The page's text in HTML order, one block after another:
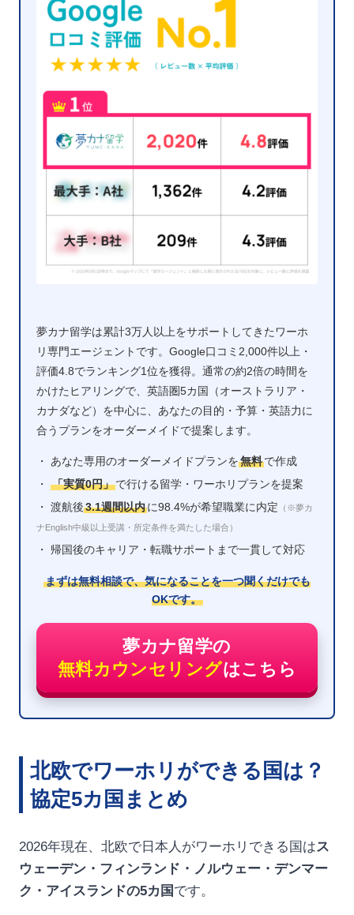
夢カナ留学は累計3万人以上をサポートしてきたワーホ
リ専門エージェントです。Google口コミ2,000件以上・
評価4.8でランキング1位を獲得。通常の約2倍の時間を
かけたヒアリングで、英語圏5カ国（オーストラリア・
カナダなど）を中心に、あなたの目的・予算・英語力に
合うプランをオーダーメイドで提案します。
・ あなた専用のオーダーメイドプランを無料で作成
・
「実質0円」で行ける留学・ワーホリプランを提案
・ 渡航後3.1週間以内に98.4%が希望職業に内定 （※夢カ
ナEnglish中級以上受講・所定条件を満たした場合）
・ 帰国後のキャリア・転職サポートまで一貫して対応
まずは無料相談で、気になることを一つ聞くだけでも
OKです。
夢カナ留学の
無料カウンセリングはこちら
北欧でワーホリができる国は？
協定5カ国まとめ
2026年現在、北欧で日本人がワーホリできる国はス
ウェーデン・フィンランド・ノルウェー・デンマー
ク・アイスランドの5カ国 です。